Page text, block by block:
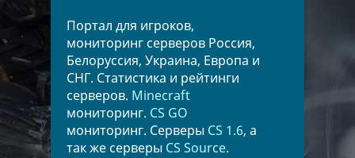
Портал для игроков,
мониторинг серверов Россия,
Белоруссия, Украина, Европа и
СНГ. Статистика и рейтинги
серверов. Minecraft
мониторинг. CS GO
мониторинг. Серверы CS 1.6, а
так же серверы CS Source.